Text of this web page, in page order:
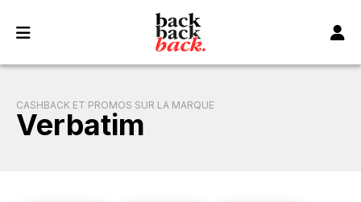
CASHBACK ET PROMOS SUR LA MARQUE
Verbatim